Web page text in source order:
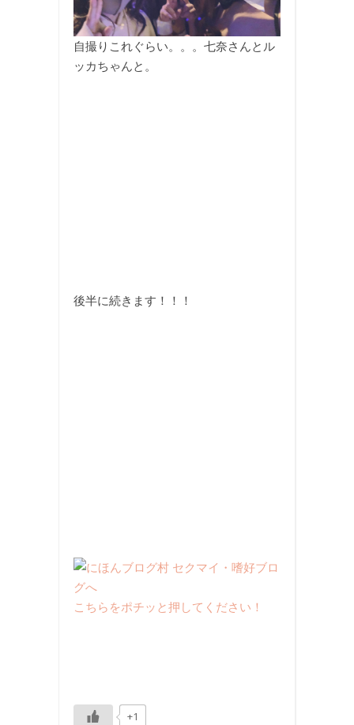
自撮りこれぐらい。。。七奈さんとル
ッカちゃんと。
後半に続きます！！！
こちらをポチッと押してください！
+1